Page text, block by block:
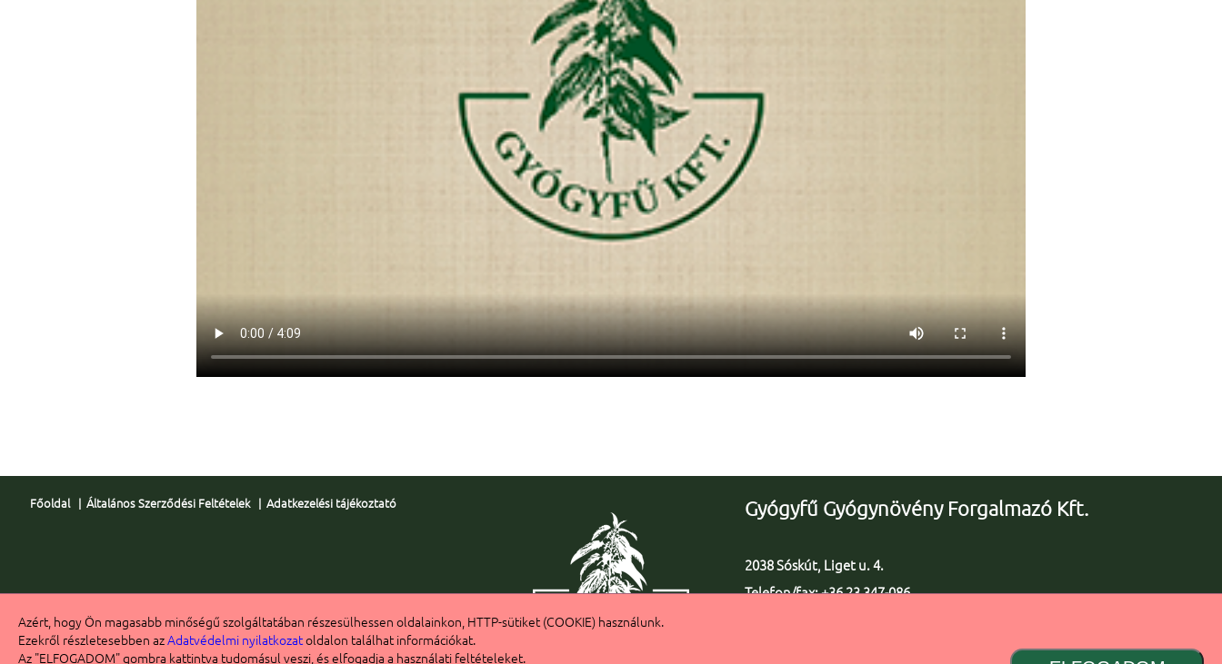
Azért, hogy Ön magasabb minőségű szolgáltatában részesülhessen oldalainkon, HTTP-sütiket (COOKIE) használunk.
Ezekről részletesebben azAdatvédelmi nyilatkozatoldalon találhat információkat.
Az "ELFOGADOM" gombra kattintva tudomásul veszi, és elfogadja a használati feltételeket.
Főoldal|Általános Szerződési Feltételek|Adatkezelési tájékoztató Gyógyfű Gyógynövény Forgalmazó Kft.
2038 Sóskút, Liget u. 4.
Telefon/fax: +36 23 347-086